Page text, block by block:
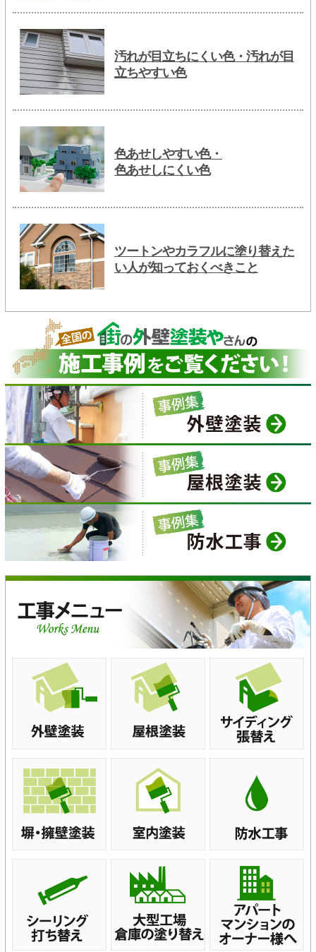
汚れが目立ちにくい色・汚れが目
立ちやすい色
色あせしやすい色・
色あせしにくい色
ツートンやカラフルに塗り替えた
い人が知っておくべきこと